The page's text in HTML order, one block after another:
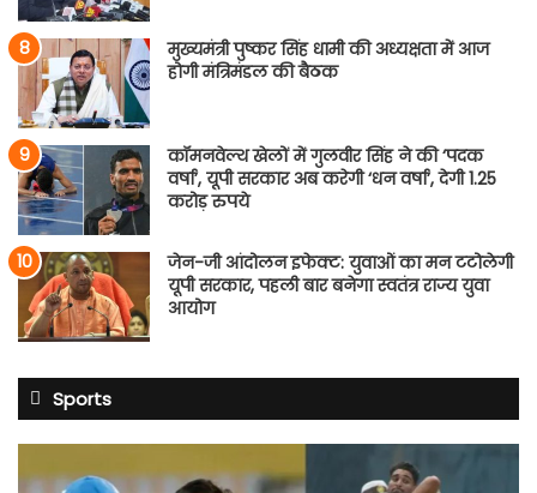
मुख्यमंत्री पुष्कर सिंह धामी की अध्यक्षता में आज
होगी मंत्रिमंडल की बैठक
कॉमनवेल्थ खेलों में गुलवीर सिंह ने की ‘पदक
वर्षा’, यूपी सरकार अब करेगी ‘धन वर्षा’, देगी 1.25
करोड़ रुपये
जेन-जी आंदोलन इफेक्ट: युवाओं का मन टटोलेगी
यूपी सरकार, पहली बार बनेगा स्वतंत्र राज्य युवा
आयोग
Sports
गिल